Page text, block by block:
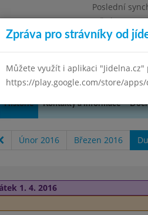
Poslední
Středa
5 - Barrandov, Lohniského
Historie Kontakty a informace
Únor 2016 Březen 2016
1. 4. 2016
Zpráva pro strávníky od
Můžete využít i aplikaci
https://play.google.com/store/